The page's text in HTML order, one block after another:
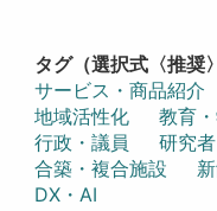
タグ（選択式〈推奨
サービス・商品紹介
地域活性化
教育
行政・議員
研究者
合築・複合施設
DX・AI